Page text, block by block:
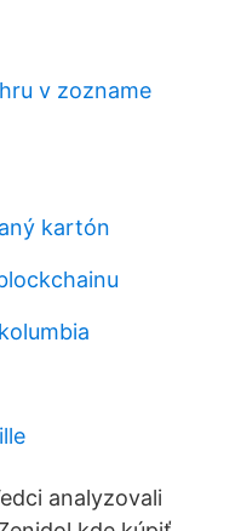
v zozname
kartón
analyzovali